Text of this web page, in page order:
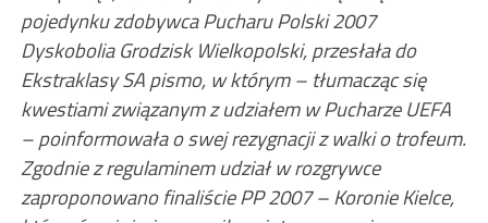
pojedynku zdobywca Pucharu Polski 2007
Dyskobolia Grodzisk Wielkopolski, przesłała do
Ekstraklasy SA pismo, w którym – tłumacząc się
kwestiami związanym z udziałem w Pucharze UEFA
– poinformowała o swej rezygnacji z walki o trofeum.
Zgodnie z regulaminem udział w rozgrywce
zaproponowano finaliście PP 2007 – Koronie Kielce,